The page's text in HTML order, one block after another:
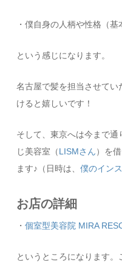
・僕自身の人柄や性格（基
という感じになります。
名古屋で髪を担当させて
けると嬉しいです！
そして、東京へは今まで
じ美容室（LISMさん）を
ます♪（日時は、僕のイン
お店の詳細
・個室型美容院 MIRA
というところになります。